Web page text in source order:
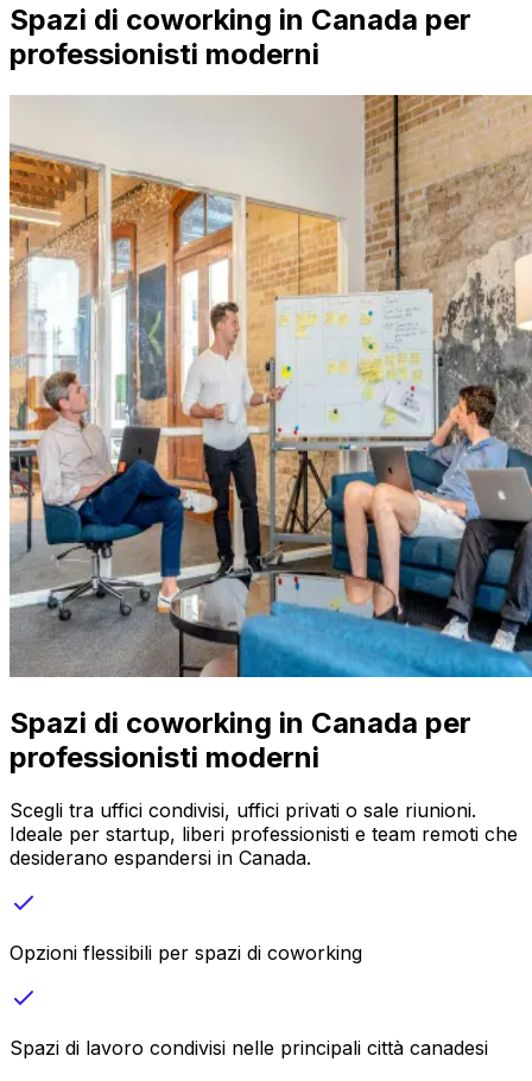
Spazi di coworking in Canada per
professionisti moderni
Spazi di coworking in Canada per
professionisti moderni
Scegli tra uffici condivisi, uffici privati o sale riunioni.
Ideale per startup, liberi professionisti e team remoti che
desiderano espandersi in Canada.
Opzioni flessibili per spazi di coworking
Spazi di lavoro condivisi nelle principali città canadesi